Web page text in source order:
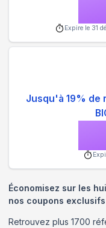
Expire le 31
Jusqu'à 19% de
Économisez sur les
nos coupons exclusifs
Retrouvez plus 1700